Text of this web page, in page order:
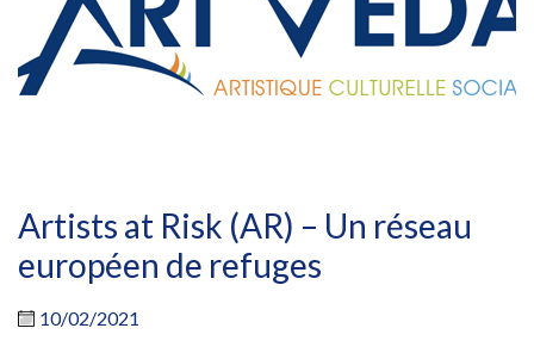
Artists at Risk (AR) – Un réseau
européen de refuges
10/02/2021